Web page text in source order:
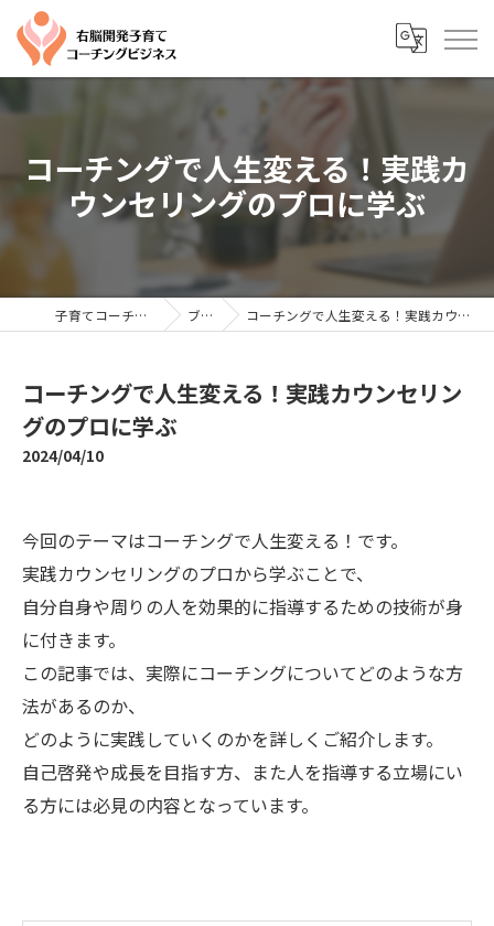
コーチングで人生変える！実践カ
ウンセリングのプロに学ぶ
子育てコーチングならYTC ブログ コーチングで人生変える！実践カウンセリングのプロに学ぶ
コーチングで人生変える！実践カウンセリン
グのプロに学ぶ
2024/04/10
今回のテーマはコーチングで人生変える！です。
実践カウンセリングのプロから学ぶことで、
自分自身や周りの人を効果的に指導するための技術が身
に付きます。
この記事では、実際にコーチングについてどのような方
法があるのか、
どのように実践していくのかを詳しくご紹介します。
自己啓発や成長を目指す方、また人を指導する立場にい
る方には必見の内容となっています。